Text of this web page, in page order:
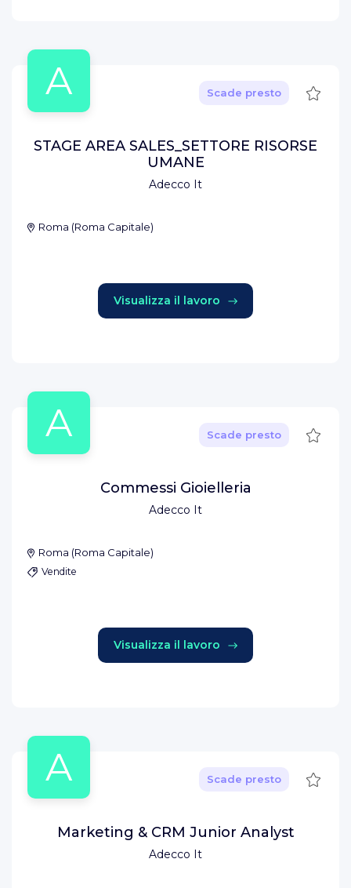
A
Adecco It
Scade presto Salva
STAGE AREA SALES_SETTORE RISORSE
UMANE
Roma (Roma Capitale)
Visualizza il lavoro
A
Adecco It
Scade presto Salva
Commessi Gioielleria
Roma (Roma Capitale)
Vendite
Visualizza il lavoro
A
Adecco It
Scade presto Salva
Marketing & CRM Junior Analyst